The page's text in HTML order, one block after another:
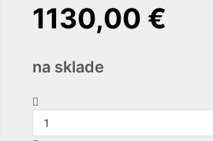
1130,00 €
na sklade
Apple